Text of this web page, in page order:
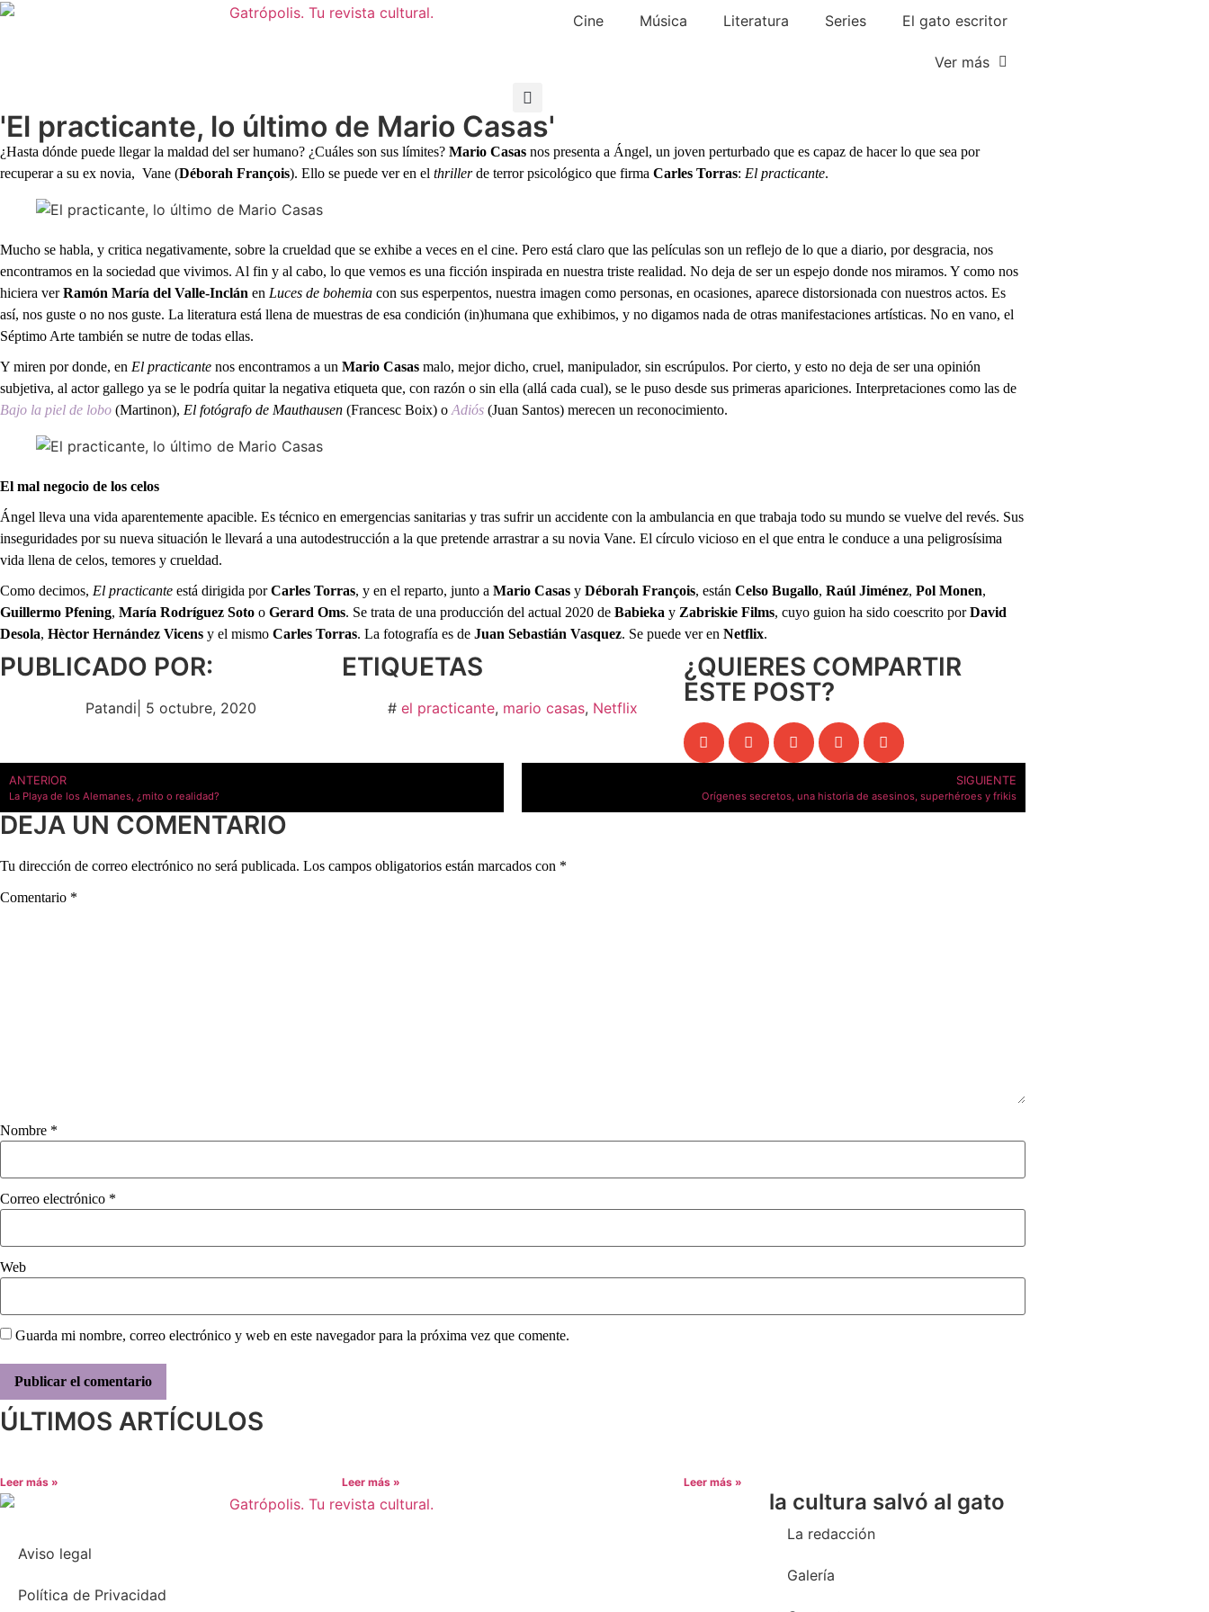
Cine Música Literatura Series El gato escritor
Ver más
'El practicante, lo último de Mario Casas'
¿Hasta dónde puede llegar la maldad del ser humano? ¿Cuáles son sus límites? Mario Casas nos presenta a Ángel, un joven perturbado que es capaz de hacer lo que sea por
recuperar a su ex novia, Vane (Déborah François). Ello se puede ver en el thrillerde terror psicológico que firma Carles Torras: El practicante.
Mucho se habla, y critica negativamente, sobre la crueldad que se exhibe a veces en el cine. Pero está claro que las películas son un reflejo de lo que a diario, por desgracia, nos
encontramos en la sociedad que vivimos. Al fin y al cabo, lo que vemos es una ficción inspirada en nuestra triste realidad. No deja de ser un espejo donde nos miramos. Y como nos
hiciera verRamón María del Valle-Inclán en Luces de bohemia con sus esperpentos, nuestra imagen como personas, en ocasiones, aparece distorsionada con nuestros actos. Es
así, nos guste o no nos guste. La literatura está llena de muestras de esa condición (in)humana que exhibimos, y no digamos nada de otras manifestaciones artísticas. No en vano, el
Séptimo Arte también se nutre de todas ellas.
Y miren por donde, en El practicante nos encontramos a un Mario Casas malo, mejor dicho, cruel, manipulador, sin escrúpulos. Por cierto, y esto no deja de ser una opinión
subjetiva, al actor gallego ya se le podría quitar la negativa etiqueta que, con razón o sin ella (allá cada cual), se le puso desde sus primeras apariciones. Interpretaciones como las de
Bajo la piel de lobo (Martinon), El fotógrafo de Mauthausen (Francesc Boix) o Adiós (Juan Santos) merecen un reconocimiento.
El mal negocio de los celos
Ángel lleva una vida aparentemente apacible. Es técnico en emergencias sanitarias y tras sufrir un accidente con la ambulancia en que trabaja todo su mundo se vuelve del revés. Sus
inseguridades por su nueva situación le llevará a una autodestrucción a la que pretende arrastrar a su novia Vane. El círculo vicioso en el que entra le conduce a una peligrosísima
vida llena de celos, temores y crueldad.
Como decimos, El practicante está dirigida porCarles Torras, y en el reparto, junto a Mario Casas y Déborah François, están Celso Bugallo, Raúl Jiménez, Pol Monen,
Guillermo Pfening, María Rodríguez Soto o Gerard Oms. Se trata de una producción del actual 2020 de Babieka y Zabriskie Films, cuyo guion ha sido coescrito porDavid
Desola, Hèctor Hernández Vicens y el mismo Carles Torras. La fotografía es de Juan Sebastián Vasquez. Se puede ver en Netflix.
PUBLICADO POR:
Patandi 5 octubre, 2020
ETIQUETAS
# el practicante, mario casas, Netflix
¿QUIERES COMPARTIR
ESTE POST?
ANTERIOR
La Playa de los Alemanes, ¿mito o realidad?
SIGUIENTE
Orígenes secretos, una historia de asesinos, superhéroes y frikis
DEJA UN COMENTARIO
Tu dirección de correo electrónico no será publicada. Los campos obligatorios están marcados con *
Comentario *
Nombre *
Correo electrónico *
Web
Guarda mi nombre, correo electrónico y web en este navegador para la próxima vez que comente.
ÚLTIMOS ARTÍCULOS
Leer más » Leer más » Leer más »
Aviso legal
Política de Privacidad
la cultura salvó al gato
La redacción
Galería